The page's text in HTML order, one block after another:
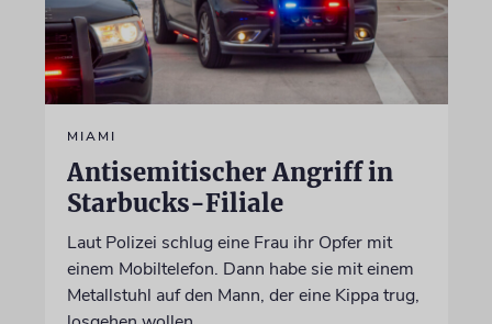
MIAMI
Antisemitischer Angriff in
Starbucks-Filiale
Laut Polizei schlug eine Frau ihr Opfer mit
einem Mobiltelefon. Dann habe sie mit einem
Metallstuhl auf den Mann, der eine Kippa trug,